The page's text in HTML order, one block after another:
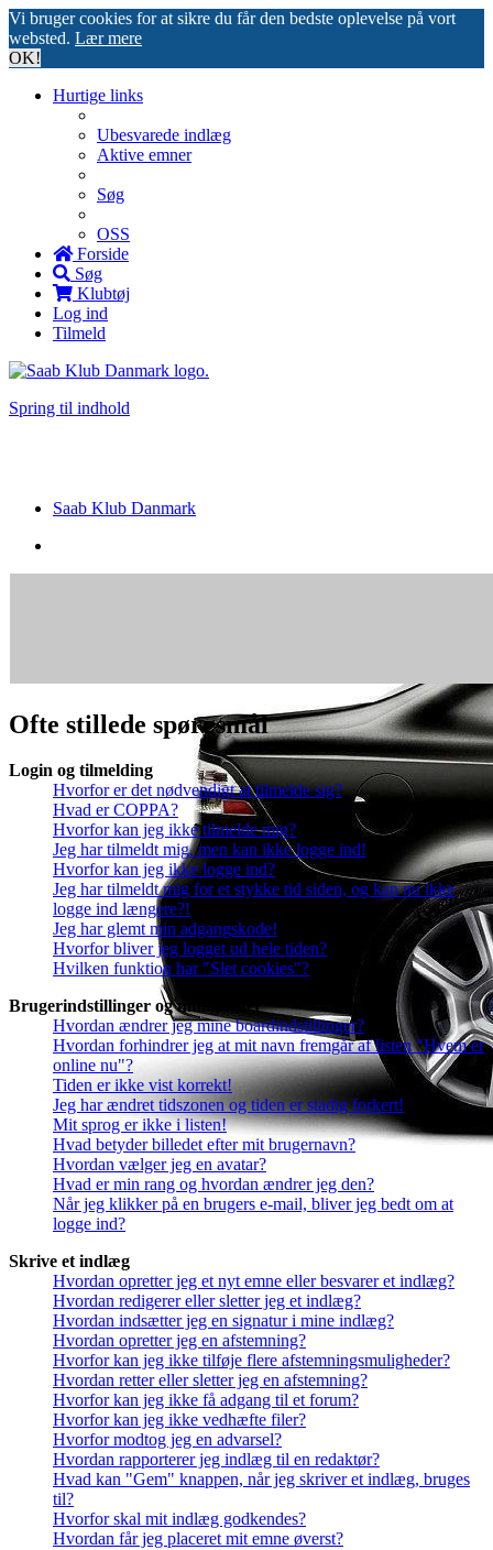
Vi bruger cookies for at sikre du får den bedste oplevelse på vort
websted. Lær mere
OK!
Hurtige links
Ubesvarede indlæg
Aktive emner
Søg
OSS
Forside
Søg
Klubtøj
Log ind
Tilmeld
Spring til indhold
Saab Klub Danmark
Ofte stillede spørgsmål
Login og tilmelding
Hvorfor er det nødvendigt at tilmelde sig?
Hvad er COPPA?
Hvorfor kan jeg ikke tilmelde mig?
Jeg har tilmeldt mig, men kan ikke logge ind!
Hvorfor kan jeg ikke logge ind?
Jeg har tilmeldt mig for et stykke tid siden, og kan nu ikke
logge ind længere?!
Jeg har glemt min adgangskode!
Hvorfor bliver jeg logget ud hele tiden?
Hvilken funktion har "Slet cookies"?
Brugerindstillinger og muligheder
Hvordan ændrer jeg mine boardindstillinger?
Hvordan forhindrer jeg at mit navn fremgår af listen "Hvem er
online nu"?
Tiden er ikke vist korrekt!
Jeg har ændret tidszonen og tiden er stadig forkert!
Mit sprog er ikke i listen!
Hvad betyder billedet efter mit brugernavn?
Hvordan vælger jeg en avatar?
Hvad er min rang og hvordan ændrer jeg den?
Når jeg klikker på en brugers e-mail, bliver jeg bedt om at
logge ind?
Skrive et indlæg
Hvordan opretter jeg et nyt emne eller besvarer et indlæg?
Hvordan redigerer eller sletter jeg et indlæg?
Hvordan indsætter jeg en signatur i mine indlæg?
Hvordan opretter jeg en afstemning?
Hvorfor kan jeg ikke tilføje flere afstemningsmuligheder?
Hvordan retter eller sletter jeg en afstemning?
Hvorfor kan jeg ikke få adgang til et forum?
Hvorfor kan jeg ikke vedhæfte filer?
Hvorfor modtog jeg en advarsel?
Hvordan rapporterer jeg indlæg til en redaktør?
Hvad kan "Gem" knappen, når jeg skriver et indlæg, bruges
til?
Hvorfor skal mit indlæg godkendes?
Hvordan får jeg placeret mit emne øverst?